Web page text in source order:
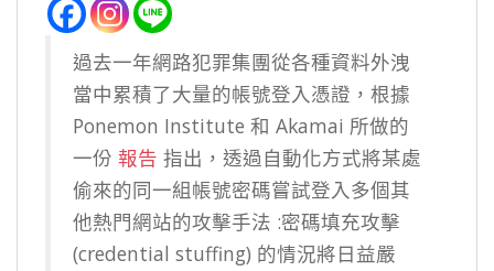
過去一年網路犯罪集團從各種資料外洩
當中累積了大量的帳號登入憑證，根據
Ponemon Institute 和 Akamai 所做的
一份 報告 指出，透過自動化方式將某處
偷來的同一組帳號密碼嘗試登入多個其
他熱門網站的攻擊手法 :密碼填充攻擊
(credential stuffing) 的情況將日益嚴